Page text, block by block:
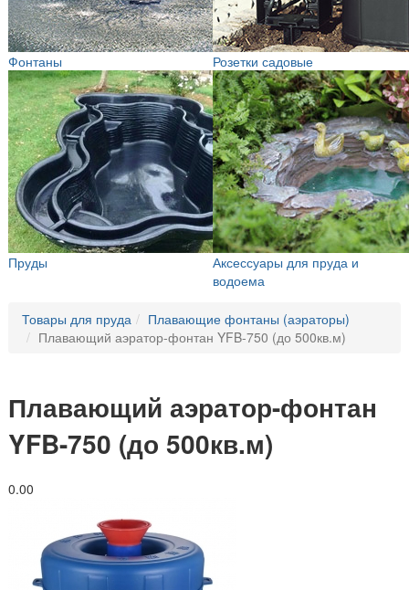
Фонтаны Розетки садовые
Пруды
Аксессуары для пруда и
водоема
Товары для пруда
Плавающие фонтаны (аэраторы)
Плавающий аэратор-фонтан YFB-750 (до 500кв.м)
Плавающий аэратор-фонтан
YFB-750 (до 500кв.м)
0.00